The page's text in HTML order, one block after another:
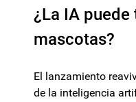
¿La IA puede
mascotas?
El lanzamiento
de la inteligencia